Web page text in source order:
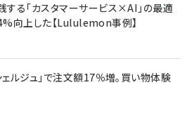
成長戦略
ンアン)2026/07/08号 No.2502[2026
あなたの恋と運命／山田涼介]
家が育休中に１億貯めた株式投資
る「カスタマーサービス×AI」の最適
向上した【Lululemon事例】
ルジュ」で注文額17％増。買い物体験